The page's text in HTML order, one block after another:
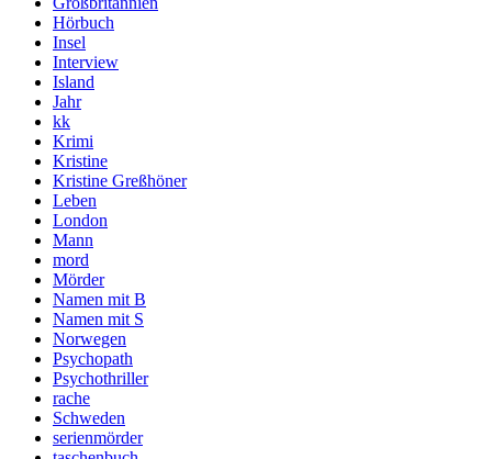
Hörbuch
Insel
Interview
Island
Jahr
kk
Krimi
Kristine
Kristine Greßhöner
Leben
London
Mann
mord
Mörder
Namen mit B
Namen mit S
Norwegen
Psychopath
Psychothriller
rache
Schweden
serienmörder